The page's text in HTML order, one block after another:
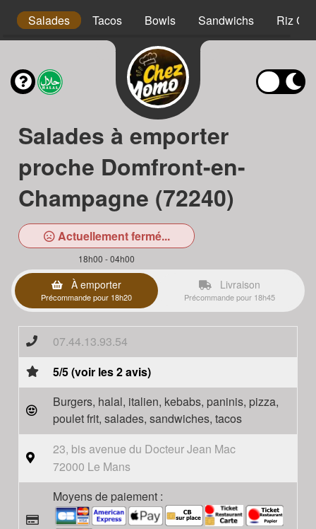
Salades Tacos Bowls Sandwichs Riz
Salades à emporter
proche Domfront-en-
Champagne (72240)
Actuellement fermé...
18h00 - 04h00
À emporter
Précommande pour 18h20
Livraison
Précommande pour 18h45
07.44.13.93.54
5/5 (voir les 2 avis)
Burgers, halal, italien, kebabs, paninis, pizza,
poulet frit, salades, sandwiches, tacos
23, bis avenue du Docteur Jean Mac
72000 Le Mans
Moyens de paiement :